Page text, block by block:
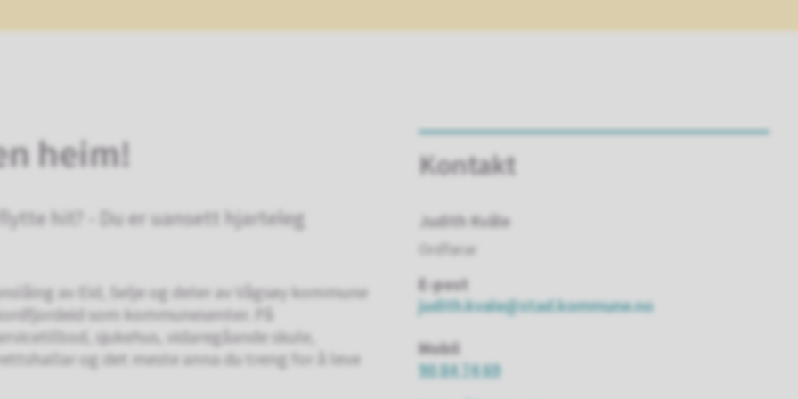
heim!
hit? - Du er uansett hjarteleg
av Eid, Selje og deler av Vågsøy kommune
som kommunesenter. På
sjukehus, vidaregåande skule,
og det meste anna du treng for å leve
Kontakt
Judith Kvåle
Ordførar
E-post
judith.kvale@stad.kommune.no
Mobil
90 84 74 69